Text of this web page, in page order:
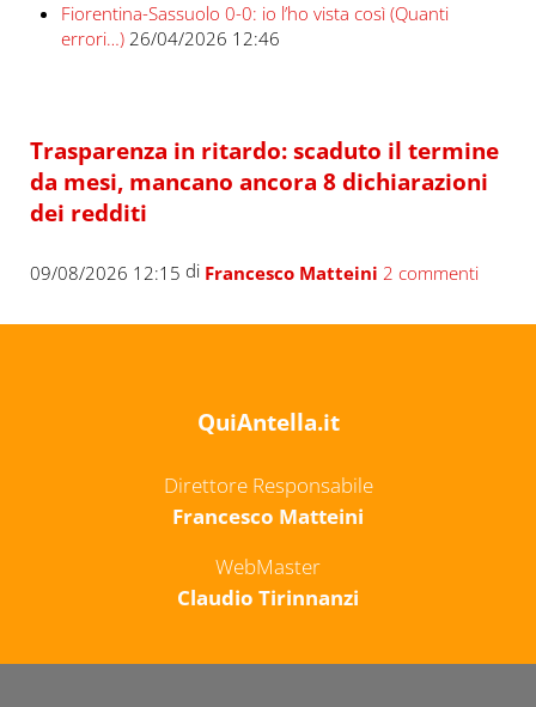
Fiorentina-Sassuolo 0-0: io l’ho vista così (Quanti
errori…) 26/04/2026 12:46
Trasparenza in ritardo: scaduto il termine
da mesi, mancano ancora 8 dichiarazioni
dei redditi
09/08/2026 12:15 di Francesco Matteini 2 commenti
QuiAntella.it
Direttore Responsabile
Francesco Matteini
WebMaster
Claudio Tirinnanzi